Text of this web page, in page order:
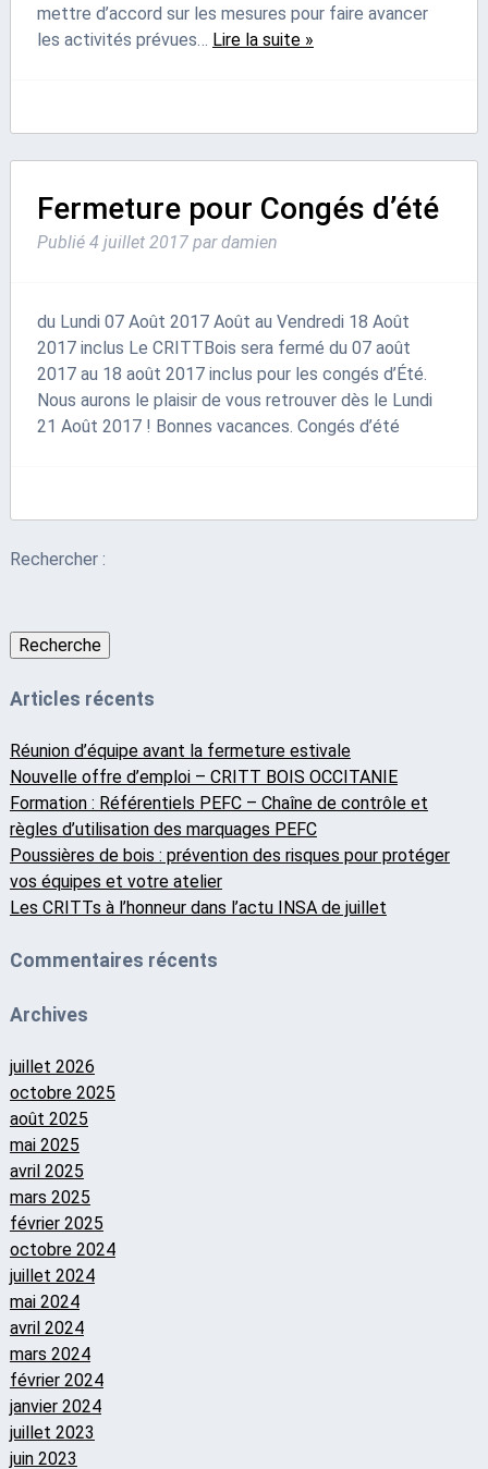
mettre d’accord sur les mesures pour faire avancer
les activités prévues… Lire la suite »
Fermeture pour Congés d’été
Publié 4 juillet 2017 par damien
du Lundi 07 Août 2017 Août au Vendredi 18 Août
2017 inclus Le CRITTBois sera fermé du 07 août
2017 au 18 août 2017 inclus pour les congés d’Été.
Nous aurons le plaisir de vous retrouver dès le Lundi
21 Août 2017 ! Bonnes vacances. Congés d’été
Rechercher :
Recherche
Articles récents
Réunion d’équipe avant la fermeture estivale
Nouvelle offre d’emploi – CRITT BOIS OCCITANIE
Formation : Référentiels PEFC – Chaîne de contrôle et
règles d’utilisation des marquages PEFC
Poussières de bois : prévention des risques pour protéger
vos équipes et votre atelier
Les CRITTs à l’honneur dans l’actu INSA de juillet
Commentaires récents
Archives
juillet 2026
octobre 2025
août 2025
mai 2025
avril 2025
mars 2025
février 2025
octobre 2024
juillet 2024
mai 2024
avril 2024
mars 2024
février 2024
janvier 2024
juillet 2023
juin 2023